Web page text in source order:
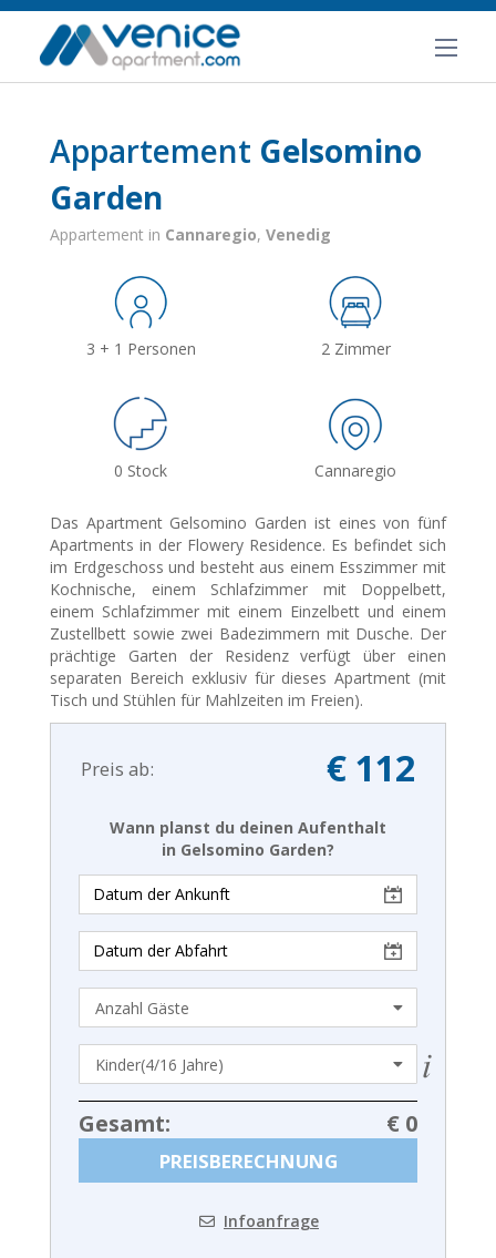
Appartement Gelsomino
Garden
Appartement in Cannaregio, Venedig
3 + 1 Personen 2 Zimmer
0 Stock Cannaregio
Das Apartment Gelsomino Garden ist eines von fünf
Apartments in der Flowery Residence. Es befindet sich
im Erdgeschoss und besteht aus einem Esszimmer mit
Kochnische, einem Schlafzimmer mit Doppelbett,
einem Schlafzimmer mit einem Einzelbett und einem
Zustellbett sowie zwei Badezimmern mit Dusche. Der
prächtige Garten der Residenz verfügt über einen
separaten Bereich exklusiv für dieses Apartment (mit
Tisch und Stühlen für Mahlzeiten im Freien).
Preis ab: € 112
Wann planst du deinen Aufenthalt
in Gelsomino Garden?
Gesamt: € 0
PREISBERECHNUNG
Infoanfrage